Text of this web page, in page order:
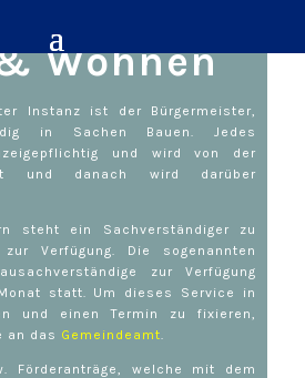
Wohnen
Instanz ist der Bürgermeister,
in Sachen Bauen. Jedes
und wird von der
und danach wird darüber
steht ein Sachverständiger zu
Verfügung. Die sogenannten
zur Verfügung
statt. Um dieses Service in
und einen Termin zu fixieren,
an das Gemeindeamt.
Förderanträge, welche mit dem